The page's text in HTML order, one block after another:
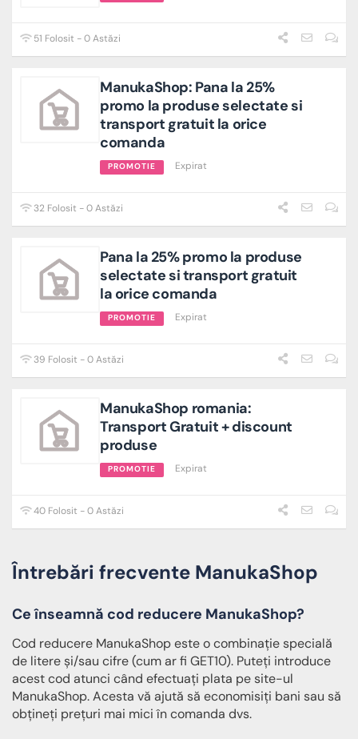
51 Folosit - 0 Astăzi
ManukaShop: Pana la 25%
promo la produse selectate si
transport gratuit la orice
comanda
PROMOTIE Expirat
32 Folosit - 0 Astăzi
Pana la 25% promo la produse
selectate si transport gratuit
la orice comanda
PROMOTIE Expirat
39 Folosit - 0 Astăzi
ManukaShop romania:
Transport Gratuit + discount
produse
PROMOTIE Expirat
40 Folosit - 0 Astăzi
Întrebări frecvente ManukaShop
Ce înseamnă cod reducere ManukaShop?
Cod reducere ManukaShop este o combinație specială
de litere și/sau cifre (cum ar fi GET10). Puteți introduce
acest cod atunci când efectuați plata pe site-ul
ManukaShop. Acesta vă ajută să economisiți bani sau să
obțineți prețuri mai mici în comanda dvs.